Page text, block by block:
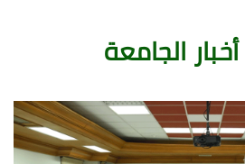
أخبار الجامعة